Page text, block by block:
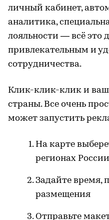
личный кабинет,
аналитика,
лояльности ― всё это
привлекательным и
сотрудничества.
Клик-клик-клик и ваш
страны. Все очень
может запустить
На карте
регионах России
Задайте время,
размещения
Отправьте